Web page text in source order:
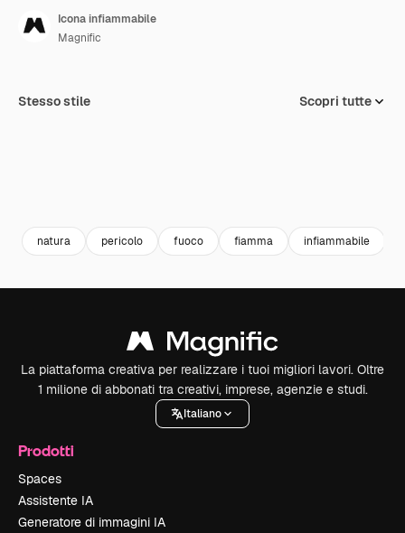
Icona infiammabile
Magnific
Stesso stile Scopri tutte
natura pericolo fuoco fiamma infiammabile
La piattaforma creativa per realizzare i tuoi migliori lavori. Oltre
1 milione di abbonati tra creativi, imprese, agenzie e studi.
Italiano
Prodotti
Spaces
Assistente IA
Generatore di immagini IA